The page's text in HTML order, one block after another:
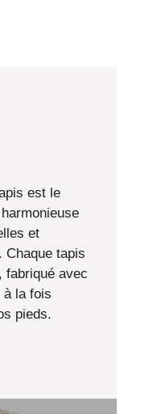
est le
et
Chaque tapis
fabriqué avec
à la fois
pieds.